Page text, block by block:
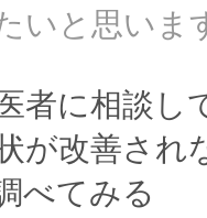
いと思いま
者に相談し
が改善され
べてみる